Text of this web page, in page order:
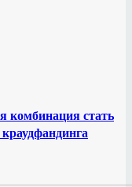
комбинация стать